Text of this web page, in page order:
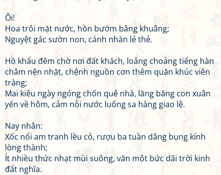
Ôi!
Hoa trôi mặt nước, hồn bướm bâng khuâng;
Nguyệt gác sườn non, cánh nhàn lẻ thẻ.
Hồ khẩu đêm chờ nơi đất khách, loảng choảng tiếng hàn
châm nện nhặt, chệnh nguồn cơn thêm quặn khúc viên
tràng;
Mai kiêu ngày ngóng chốn quê nhà, lăng băng con xuân
yến về hôm, cảm nỗi nước luống sa hàng giao lệ.
Nay nhân:
Xốc nổi am tranh lều cỏ, rượu ba tuần dâng bụng kính
lòng thành;
Ít nhiều thức nhạt mùi suông, văn một bức dãi trời kinh
đất nghĩa.